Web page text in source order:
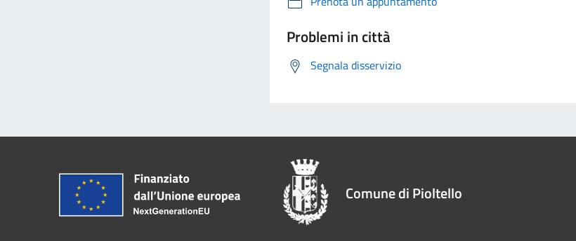
Problemi in città
Segnala disservizio
Comune di Pioltello